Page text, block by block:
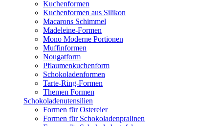
Kuchenformen
Kuchenformen aus Silikon
Macarons Schimmel
Madeleine-Formen
Mono Moderne Portionen
Muffinformen
Nougatform
Pflaumenkuchenform
Schokoladenformen
Tarte-Ring-Formen
Themen Formen
Schokoladenutensilien
Formen für Ostereier
Formen für Schokoladenpralinen